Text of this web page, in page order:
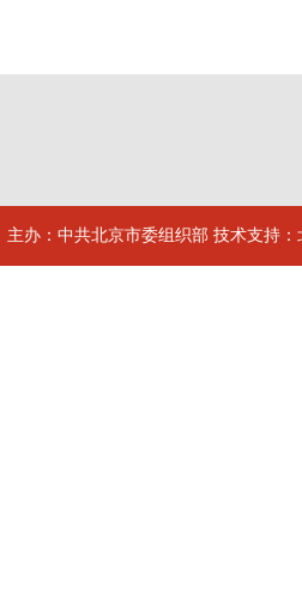
主办：中共北京市委组织部 技术支持